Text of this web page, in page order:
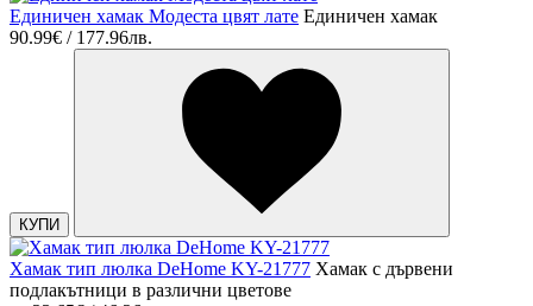
Единичен хамак Модеста цвят лате Единичен хамак
90.99€ / 177.96лв.
КУПИ
Хамак тип люлка DeHome KY-21777 Хамак с дървени
подлакътници в различни цветове